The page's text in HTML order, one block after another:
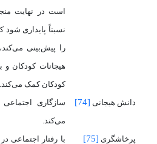
است در نهایت
نسبتاً پایداری
را پیش‌بینی
هیجانات کودکان
کودکان کمک می‌کند.
دانش هیجانی [74]
سازگاری
می‌کند.
پرخاشگری [75]
با رفتار اجتماعی